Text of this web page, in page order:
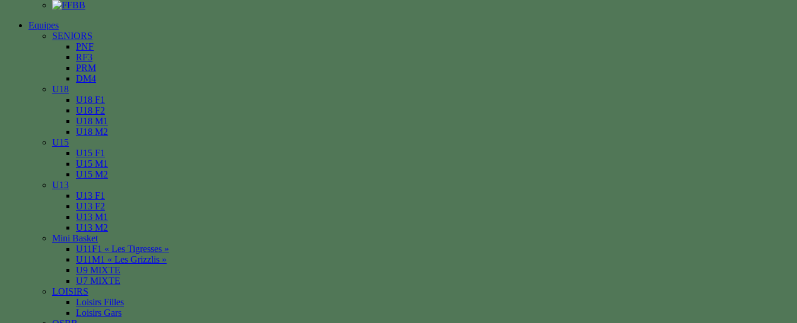
Equipes
SENIORS
PNF
RF3
PRM
DM4
U18
U18 F1
U18 F2
U18 M1
U18 M2
U15
U15 F1
U15 M1
U15 M2
U13
U13 F1
U13 F2
U13 M1
U13 M2
Mini Basket
U11F1 « Les Tigresses »
U11M1 « Les Grizzlis »
U9 MIXTE
U7 MIXTE
LOISIRS
Loisirs Filles
Loisirs Gars